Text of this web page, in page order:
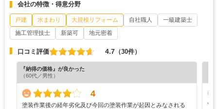
会社の特徴・得意分野
戸建 水まわり 大規模リフォーム 自社職人
一級建築士
施工管理技士
新築可 地元密着
口コミ評価 4.7 （30件）
『納得の価格』が良かった
（60代／男性）
4
塗装作業後の経年劣化及び今回の塗装作業が起因とみなされる
Y